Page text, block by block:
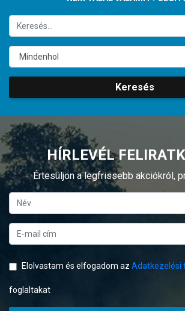
Keresés
HÍRLEVÉL
Értesüljön a legfrissebb akciókról,
Elolvastam és elfogadom az Adatkezelési
foglaltakat